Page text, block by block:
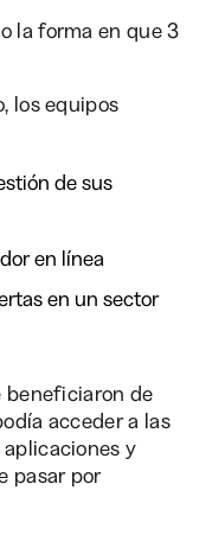
la forma en que 3
los equipos
de sus
en línea
en un sector
beneficiaron de
acceder a las
y
pasar por